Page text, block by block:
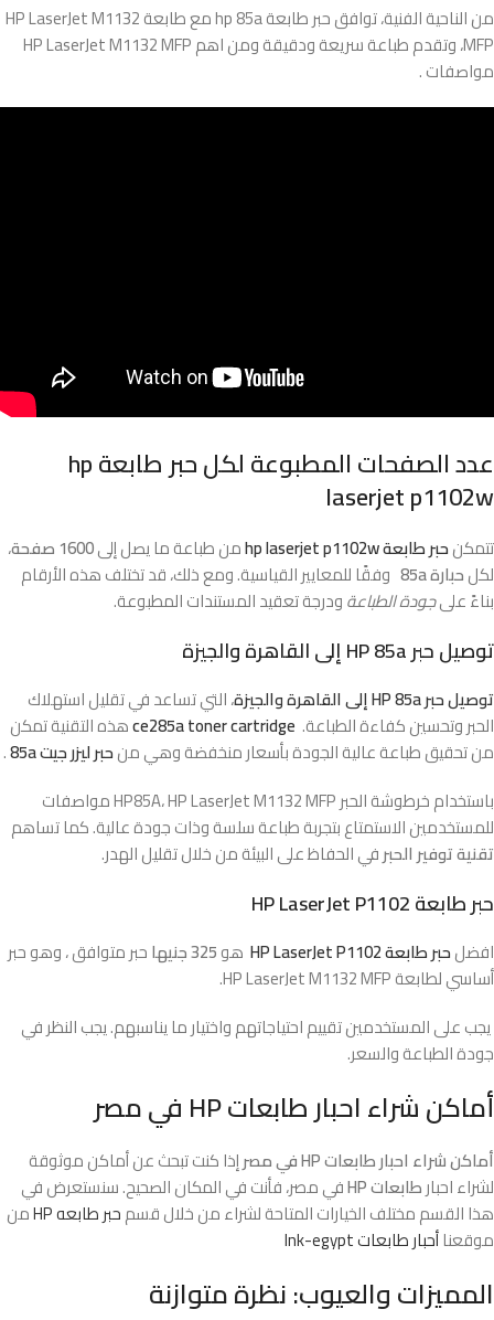
من الناحية الفنية، توافق حبر طابعة hp 85a مع طابعة HP LaserJet M1132
MFP، وتقدم طباعة سريعة ودقيقة ومن اهم HP LaserJet M1132 MFP
مواصفات .
عدد الصفحات المطبوعة لكل حبر طابعة hp
laserjet p1102w
تتمكنحبر طابعة hp laserjet p1102w من طباعة ما يصل إلى1600 صفحة
،
لكلحبارة 85a
وفقًا للمعايير القياسية. ومع ذلك، قد تختلف هذه الأرقام
بناءً علىجودة الطباعةودرجة تعقيد المستندات المطبوعة.
توصيل حبر HP 85a إلى القاهرة والجيزة
توصيل حبر HP 85a إلى القاهرة والجيزة
، التي تساعد في تقليل استهلاك
الحبر وتحسين كفاءة الطباعة. ce285a toner cartridgeهذه التقنية تمكن
من تحقيق طباعة عالية الجودة بأسعار منخفضة وهي منحبر ليزر جيت 85a
.
باستخدام خرطوشة الحبر HP85A، HP LaserJet M1132 MFP مواصفات
للمستخدمين الاستمتاع بتجربة طباعة سلسة وذات جودة عالية. كما تساهم
تقنية توفير الحبرفي الحفاظ على البيئة من خلال تقليل الهدر.
حبر طابعة HP LaserJet P1102
افضلحبر طابعة HP LaserJet P1102 هو
حبر متوافق ، وهو حبر
أساسي لطابعة HP LaserJet M1132 MFP.
يجب على المستخدمين تقييم احتياجاتهم واختيار ما يناسبهم. يجب النظر في
جودة الطباعة والسعر.
أماكن شراء احبار طابعات HP في مصر
أماكن شراء احبار طابعات HP في مصر
إذا كنت تبحث عن أماكن موثوقة
لشراء احبارطابعات HP
في مصر، فأنت في المكان الصحيح. سنستعرض في
هذا القسم مختلف الخيارات المتاحة لشراء من خلال قسمحبر طابعه HP
من
موقعناأحبار طابعات Ink-egypt
المميزات والعيوب: نظرة متوازنة